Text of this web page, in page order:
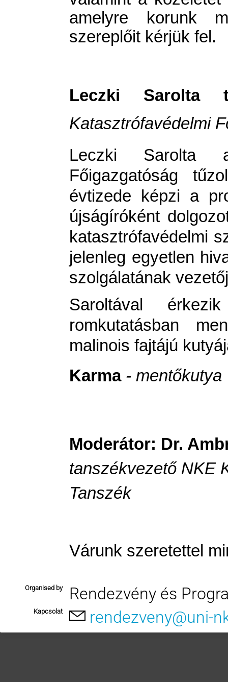
amelyre korunk
szereplőit kérjük fel.
Leczki Sarolta
Katasztrófavédelmi
Leczki Sarolta
Főigazgatóság
évtizede képzi a
újságíróként
katasztrófavédelmi
jelenleg egyetlen
szolgálatának
Saroltával
romkutatásban
malinois fajtájú
Karma- mentőkutya
Moderátor: Dr.
tanszékvezető NKE
Tanszék
Várunk szeretettel
Organised by Rendezvény és
Kapcsolat rendezveny@uni-